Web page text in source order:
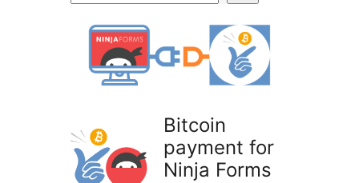
Bitcoin
payment for
Ninja Forms